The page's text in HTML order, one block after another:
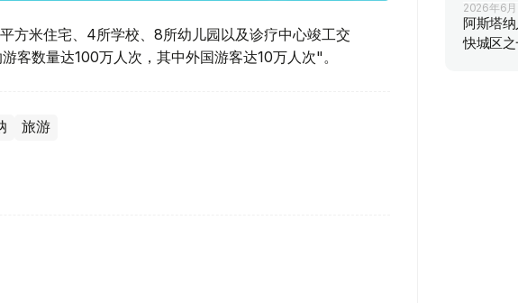
方米住宅、4所学校、8所幼儿园以及诊疗中心竣工交
客数量达100万人次，其中外国游客达10万人次"。
旅游
2026年6月
阿斯塔
快城区之